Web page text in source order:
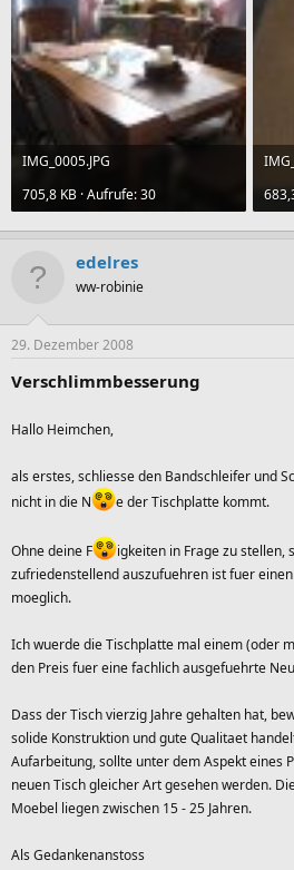
IMG_0005.JPG
705,8 KB · Aufrufe: 30
edelres
ww-robinie
29. Dezember 2008
Verschlimmbesserung
Hallo Heimchen,
als erstes, schliesse den Bandschleifer und
nicht in die N
e der Tischplatte kommt.
Ohne deine F
igkeiten in Frage zu stellen,
zufriedenstellend auszufuehren ist fuer
moeglich.
Ich wuerde die Tischplatte mal einem (oder
den Preis fuer eine fachlich ausgefuehrte
Dass der Tisch vierzig Jahre gehalten hat,
solide Konstruktion und gute Qualitaet
Aufarbeitung, sollte unter dem Aspekt eines
neuen Tisch gleicher Art gesehen werden.
Moebel liegen zwischen 15 - 25 Jahren.
Als Gedankenanstoss